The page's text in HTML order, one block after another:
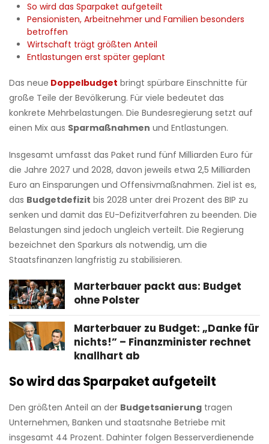
So wird das Sparpaket aufgeteilt
Pensionisten, Arbeitnehmer und Familien besonders
betroffen
Wirtschaft trägt größten Anteil
Entlastungen erst später geplant
Das neue Doppelbudget bringt spürbare Einschnitte für
große Teile der Bevölkerung. Für viele bedeutet das
konkrete Mehrbelastungen. Die Bundesregierung setzt auf
einen Mix aus Sparmaßnahmen und Entlastungen.
Insgesamt umfasst das Paket rund fünf Milliarden Euro für
die Jahre 2027 und 2028, davon jeweils etwa 2,5 Milliarden
Euro an Einsparungen und Offensivmaßnahmen. Ziel ist es,
das Budgetdefizit bis 2028 unter drei Prozent des BIP zu
senken und damit das EU-Defizitverfahren zu beenden. Die
Belastungen sind jedoch ungleich verteilt. Die Regierung
bezeichnet den Sparkurs als notwendig, um die
Staatsfinanzen langfristig zu stabilisieren.
Marterbauer packt aus: Budget
ohne Polster
Marterbauer zu Budget: „Danke für
nichts!” – Finanzminister rechnet
knallhart ab
So wird das Sparpaket aufgeteilt
Den größten Anteil an der Budgetsanierung tragen
Unternehmen, Banken und staatsnahe Betriebe mit
insgesamt 44 Prozent. Dahinter folgen Besserverdienende